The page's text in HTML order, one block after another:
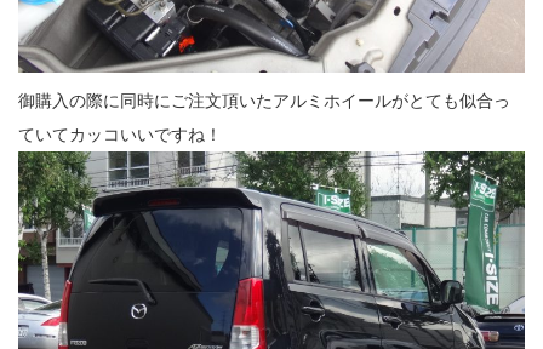
御購入の際に同時にご注文頂いたアルミホイールがとても似合っ
ていてカッコいいですね！